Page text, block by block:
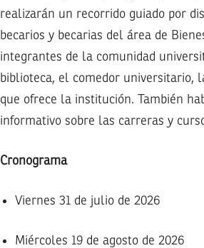
realizarán un recorrido guiado por
becarios y becarias del área de
integrantes de la comunidad
biblioteca, el comedor universitario,
que ofrece la institución. También
informativo sobre las carreras y
Cronograma
Viernes 31 de julio de 2026
Miércoles 19 de agosto de 2026